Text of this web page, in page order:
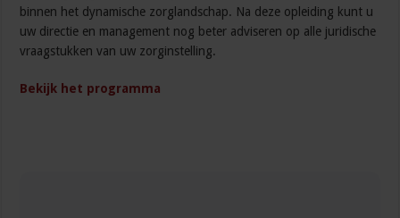
binnen het dynamische zorglandschap. Na deze opleiding kunt u
uw directie en management nog beter adviseren op alle juridische
vraagstukken van uw zorginstelling.
Bekijk het programma